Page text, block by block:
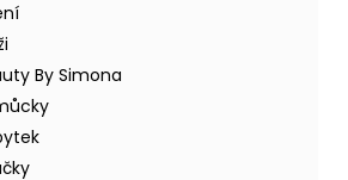
By Simona